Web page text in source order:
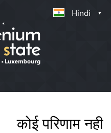
Hindi
कोई परिणाम नही